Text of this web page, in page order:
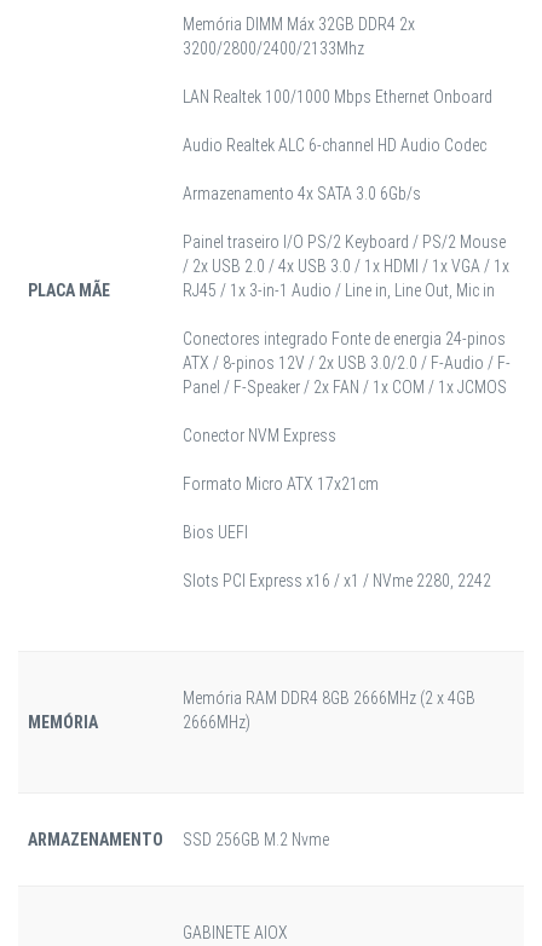
PLACA MÃE
Memória DIMM Máx 32GB DDR4 2x
3200/2800/2400/2133Mhz
LAN Realtek 100/1000 Mbps Ethernet Onboard
Audio Realtek ALC 6-channel HD Audio Codec
Armazenamento 4x SATA 3.0 6Gb/s
Painel traseiro I/O PS/2 Keyboard / PS/2 Mouse
/ 2x USB 2.0 / 4x USB 3.0 / 1x HDMI / 1x VGA / 1x
RJ45 / 1x 3-in-1 Audio / Line in, Line Out, Mic in
Conectores integrado Fonte de energia 24-pinos
ATX / 8-pinos 12V / 2x USB 3.0/2.0 / F-Audio / F-
Panel / F-Speaker / 2x FAN / 1x COM / 1x JCMOS
Conector NVM Express
Formato Micro ATX 17x21cm
Bios UEFI
Slots PCI Express x16 / x1 / NVme 2280, 2242
MEMÓRIA
Memória RAM DDR4 8GB 2666MHz (2 x 4GB
2666MHz)
ARMAZENAMENTO SSD 256GB M.2 Nvme
GABINETE AIOX